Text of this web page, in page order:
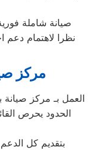
صيانة شاملة
نظرا لاهتمام دعم
مركز
العمل بـ مركز صيانة
الحدود يحرص
بتقديم كل الدعم